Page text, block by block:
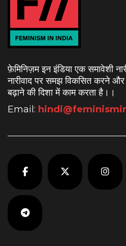
फ़ेमिनिज़म इन इंडिया एक समावेशी
नारीवाद पर समझ विकसित करने और
बढ़ाने की दिशा में काम करता है। ।
Email: